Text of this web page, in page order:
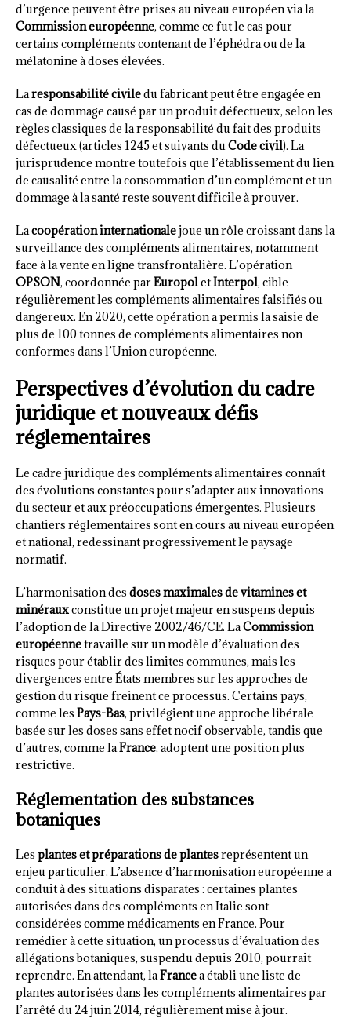
d’urgence peuvent être prises au niveau européen via la
Commission européenne, comme ce fut le cas pour
certains compléments contenant de l’éphédra ou de la
mélatonine à doses élevées.
Laresponsabilité civiledu fabricant peut être engagée en
cas de dommage causé par un produit défectueux, selon les
règles classiques de la responsabilité du fait des produits
défectueux (articles 1245 et suivants duCode civil). La
jurisprudence montre toutefois que l’établissement du lien
de causalité entre la consommation d’un complément et un
dommage à la santé reste souvent difficile à prouver.
Lacoopération internationalejoue un rôle croissant dans la
surveillance des compléments alimentaires, notamment
face à la vente en ligne transfrontalière. L’opération
OPSON, coordonnée parEuropoletInterpol, cible
régulièrement les compléments alimentaires falsifiés ou
dangereux. En 2020, cette opération a permis la saisie de
plus de 100 tonnes de compléments alimentaires non
conformes dans l’Union européenne.
Perspectives d’évolution du cadre
juridique et nouveaux défis
réglementaires
Le cadre juridique des compléments alimentaires connaît
des évolutions constantes pour s’adapter aux innovations
du secteur et aux préoccupations émergentes. Plusieurs
chantiers réglementaires sont en cours au niveau européen
et national, redessinant progressivement le paysage
normatif.
L’harmonisation des doses maximales de vitamines et
minérauxconstitue un projet majeur en suspens depuis
l’adoption de la Directive 2002/46/CE. LaCommission
européennetravaille sur un modèle d’évaluation des
risques pour établir des limites communes, mais les
divergences entre États membres sur les approches de
gestion du risque freinent ce processus. Certains pays,
comme les Pays-Bas, privilégient une approche libérale
basée sur les doses sans effet nocif observable, tandis que
d’autres, comme laFrance, adoptent une position plus
restrictive.
Réglementation des substances
botaniques
Les plantes et préparations de plantesreprésentent un
enjeu particulier. L’absence d’harmonisation européenne a
conduit à des situations disparates : certaines plantes
autorisées dans des compléments en Italie sont
considérées comme médicaments en France. Pour
remédier à cette situation, un processus d’évaluation des
allégations botaniques, suspendu depuis 2010, pourrait
reprendre. En attendant, laFrancea établi une liste de
plantes autorisées dans les compléments alimentaires par
l’arrêté du 24 juin 2014, régulièrement mise à jour.